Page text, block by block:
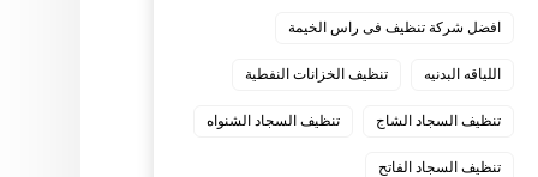
افضل شركة تنظيف فى راس الخيمة
اللياقه البدنيه تنظيف الخزانات النفطية
تنظيف السجاد الشاج تنظيف السجاد الشنواه
تنظيف السجاد الفاتح